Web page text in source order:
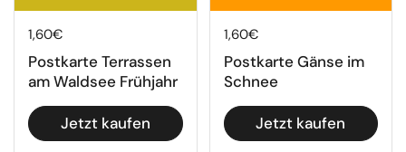
Regulärer Preis
1,60€
Postkarte Terrassen
am Waldsee Frühjahr
Jetzt kaufen
Regulärer Preis
1,60€
Postkarte Gänse im
Schnee
Jetzt kaufen